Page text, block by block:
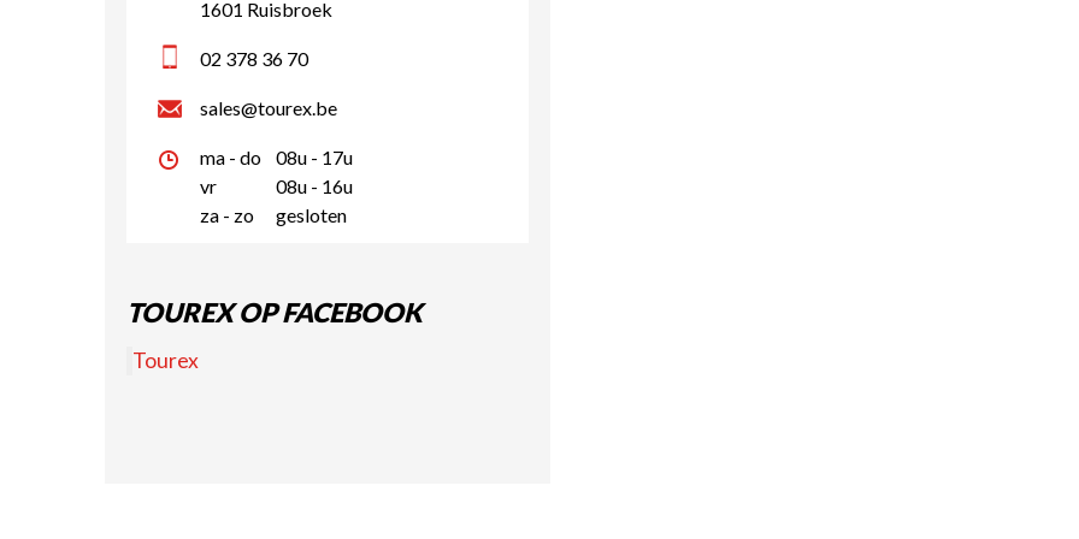
1601 Ruisbroek
02 378 36 70
sales@tourex.be
ma - do
08u - 17u
vr
08u - 16u
za - zo
gesloten
TOUREX OP FACEBOOK
Tourex